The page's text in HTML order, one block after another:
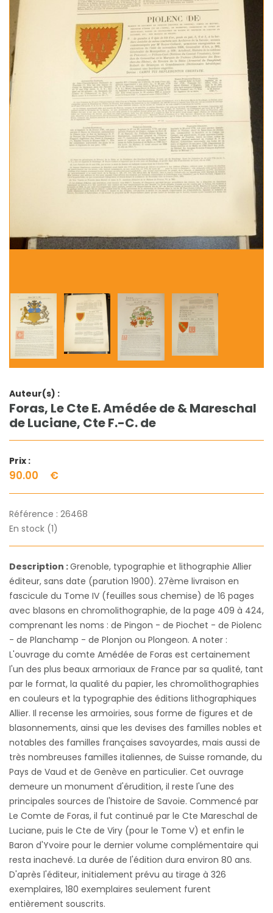
Auteur(s) :
Foras, Le Cte E. Amédée de & Mareschal
de Luciane, Cte F.-C. de
Prix :
90.00 €
Référence : 26468
En stock (1)
Description :Grenoble, typographie et lithographie Allier
éditeur, sans date (parution 1900). 27ème livraison en
fascicule du Tome IV (feuilles sous chemise) de 16 pages
avec blasons en chromolithographie, de la page 409 à 424,
comprenant les noms : de Pingon - de Piochet - de Piolenc
- de Planchamp - de Plonjon ou Plongeon. A noter :
L'ouvrage du comte Amédée de Foras est certainement
l'un des plus beaux armoriaux de France par sa qualité, tant
par le format, la qualité du papier, les chromolithographies
en couleurs et la typographie des éditions lithographiques
Allier. Il recense les armoiries, sous forme de figures et de
blasonnements, ainsi que les devises des familles nobles et
notables des familles françaises savoyardes, mais aussi de
très nombreuses familles italiennes, de Suisse romande, du
Pays de Vaud et de Genève en particulier. Cet ouvrage
demeure un monument d'érudition, il reste l'une des
principales sources de l'histoire de Savoie. Commencé par
Le Comte de Foras, il fut continué par le Cte Mareschal de
Luciane, puis le Cte de Viry (pour le Tome V) et enfin le
Baron d'Yvoire pour le dernier volume complémentaire qui
resta inachevé. La durée de l'édition dura environ 80 ans.
D'après l'éditeur, initialement prévu au tirage à 326
exemplaires, 180 exemplaires seulement furent
entièrement souscrits.